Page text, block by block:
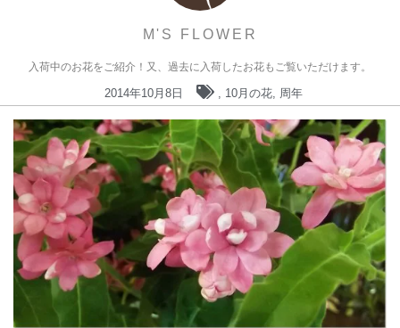
M'S FLOWER
入荷中のお花をご紹介！又、過去に入荷したお花もご覧いただけます。
2014年10月8日 , 10月の花, 周年